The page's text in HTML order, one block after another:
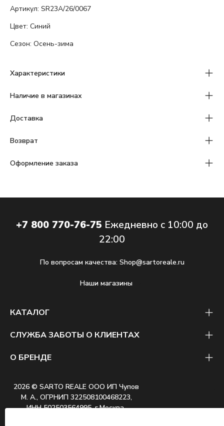
Артикул: SR23A/26/0067
Цвет: Синий
Сезон: Осень-зима
Характеристики
Наличие в магазинах
Доставка
Возврат
Оформление заказа
КАТАЛОГ
СЛУЖБА ЗАБОТЫ О КЛИЕНТАХ
О БРЕНДЕ
+7 800 770-76-75 Ежедневно с 10:00 до
22:00
По вопросам качества: Shop@sartoreale.ru
Наши магазины
2026 © SARTO REALE ООО ИП Чупов
М. А., ОГРНИП 322508100468223,
ИНН 502503564995, г.Москва